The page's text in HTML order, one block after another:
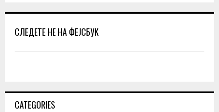
СЛЕДЕТЕ НЕ НА ФЕЈСБУК
CATEGORIES